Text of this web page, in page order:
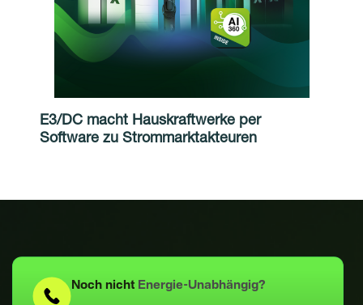
E3/DC macht Hauskraftwerke per
Software zu Strommarktakteuren
Noch nicht Energie-Unabhängig?